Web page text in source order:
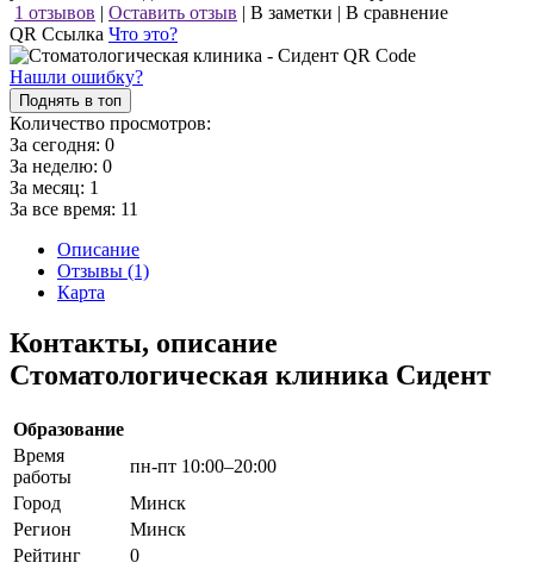
1 отзывов | Оставить отзыв | В заметки | В сравнение
QR Ссылка Что это?
Нашли ошибку?
Поднять в топ
Количество просмотров:
За сегодня: 0
За неделю: 0
За месяц: 1
За все время: 11
Описание
Отзывы (1)
Карта
Контакты, описание
Стоматологическая клиника Сидент
Образование
Время
работы
пн-пт 10:00–20:00
Город
Минск
Регион
Минск
Рейтинг
0